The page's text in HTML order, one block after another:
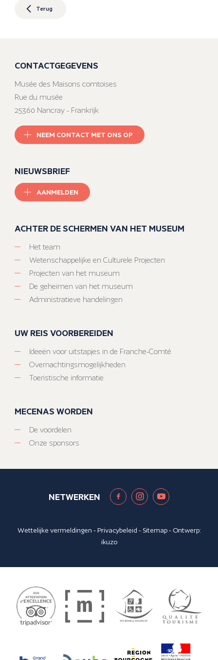
Terug
CONTACTGEGEVENS
Musée des Maisons comtoises
Rue du musée
25360 Nancray - Frankrijk
NEEM CONTACT MET ONS OP
NIEUWSBRIEF
AANMELDEN
ACHTER DE SCHERMEN VAN HET MUSEUM
Het team
Wetenschappelijke en Culturele Projecten
Projecten van het museum
De geheimen van het museum
Administratieve handelingen
UW REIS VOORBEREIDEN
Ideeën voor uitstapjes in de Franche-Comté
Overnachtingsmogelijkheden
Toeristische informatie
MECENAS WORDEN
De voordelen
Onze sponsors
NETWERKEN
Wettelijke vermeldingen -Privacybeleid - Sitemap- Ontwerp:
ikuzo